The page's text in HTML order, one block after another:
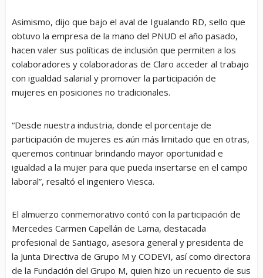
Asimismo, dijo que bajo el aval de Igualando RD, sello que
obtuvo la empresa de la mano del PNUD el año pasado,
hacen valer sus políticas de inclusión que permiten a los
colaboradores y colaboradoras de Claro acceder al trabajo
con igualdad salarial y promover la participación de
mujeres en posiciones no tradicionales.
“Desde nuestra industria, donde el porcentaje de
participación de mujeres es aún más limitado que en otras,
queremos continuar brindando mayor oportunidad e
igualdad a la mujer para que pueda insertarse en el campo
laboral”, resaltó el ingeniero Viesca.
El almuerzo conmemorativo contó con la participación de
Mercedes Carmen Capellán de Lama, destacada
profesional de Santiago, asesora general y presidenta de
la Junta Directiva de Grupo M y CODEVI, así como directora
de la Fundación del Grupo M, quien hizo un recuento de sus